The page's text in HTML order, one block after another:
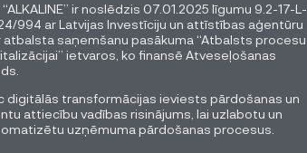
“ALKALINE” ir noslēdzis 07.01.2025 līgumu 9.2-17-L-
994 ar Latvijas Investīciju un attīstības aģentūru
atbalsta saņemšanu pasākuma “Atbalsts procesu
ietvaros, ko finansē Atveseļošanas
digitālās transformācijas ieviests pārdošanas un
attiecību vadības risinājums, lai uzlabotu un
uzņēmuma pārdošanas procesus.